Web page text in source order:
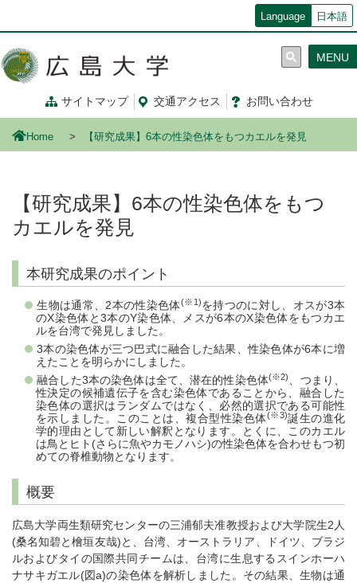
コ
ン
Language 日本語
サイトマップ 交通アクセス お問い合わせ
MENU
Home 【研究成果】6本の性染色体をもつカエルを発見
【研究成果】6本の性染色体をもつ
カエルを発見
本研究成果のポイント
生物は通常、2本の性染色体(※1)を持つのに対し、オスが3本
のX染色体と3本のY染色体、メスが6本のX染色体をもつカエ
ルを台湾で発見しました。
3本の染色体が三つ巴式に融合した結果、性染色体が6本に増
えたことを明らかにしました。
融合した3本の染色体は全て、潜在的性染色体(※2)
、つまり、
性決定の候補遺伝子を含む染色体であることから、融合した
染色体の選択はランダムではなく、必然的選択である可能性
を示しました。このことは、複合型性染色体(※3)誕生の進化
学的理由として新しい解釈となります。とくに、このカエル
は鳥とヒト(さらに魚やカモノハシ)の性染色体を合わせもつ初
めての脊椎動物となります。
概要
広島大学両生類研究センターの三浦郁夫准教授および大学院生2人
(桑名知碧と檜垣友哉)と、台湾、オーストラリア、ドイツ、ブラジ
ルおよびタイの国際共同チームは、台湾に生息するスインホーハ
ナサキガエル(図a)の染色体を解析しました。その結果、生物は通